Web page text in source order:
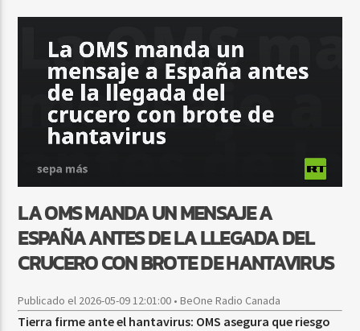
Beone Radio
LA OMS MANDA UN MENSAJE A
ESPAÑA ANTES DE LA LLEGADA DEL
CRUCERO CON BROTE DE HANTAVIRUS
Publicado el 2026-05-09 12:01:00 • BeOne Radio Canada
Tierra firme ante el hantavirus: OMS asegura que riesgo